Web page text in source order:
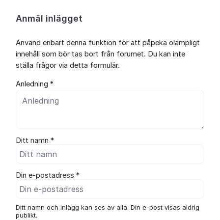
Anmäl inlägget
Använd enbart denna funktion för att påpeka olämpligt
innehåll som bör tas bort från forumet. Du kan inte
ställa frågor via detta formulär.
Anledning *
Ditt namn *
Din e-postadress *
Ditt namn och inlägg kan ses av alla. Din e-post visas aldrig
publikt.